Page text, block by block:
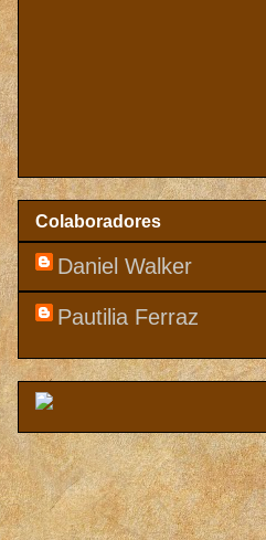
Colaboradores
Daniel Walker
Pautilia Ferraz